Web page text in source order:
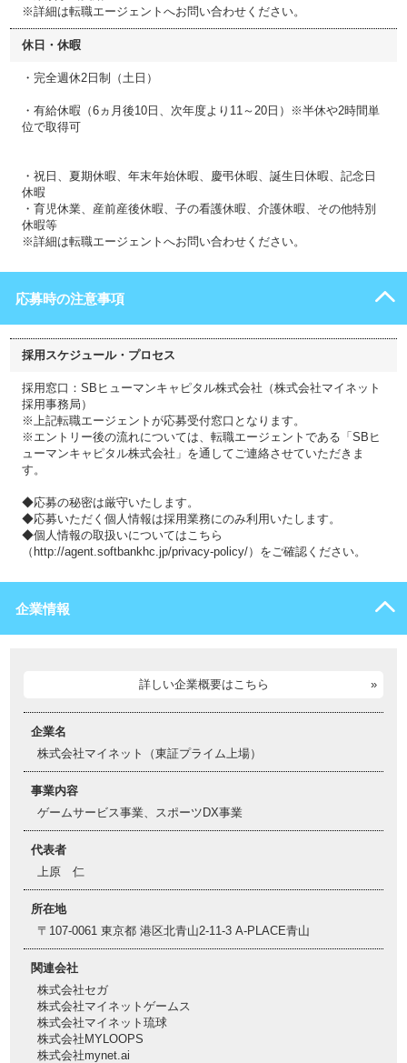
※詳細は転職エージェントへお問い合わせください。
休日・休暇
・完全週休2日制（土日）
・有給休暇（6ヵ月後10日、次年度より11～20日）※半休や2時間単
位で取得可
・祝日、夏期休暇、年末年始休暇、慶弔休暇、誕生日休暇、記念日
休暇
・育児休業、産前産後休暇、子の看護休暇、介護休暇、その他特別
休暇等
※詳細は転職エージェントへお問い合わせください。
応募時の注意事項
採用スケジュール・プロセス
採用窓口：SBヒューマンキャピタル株式会社（株式会社マイネット
採用事務局）
※上記転職エージェントが応募受付窓口となります。
※エントリー後の流れについては、転職エージェントである「SBヒ
ューマンキャピタル株式会社」を通してご連絡させていただきま
す。
◆応募の秘密は厳守いたします。
◆応募いただく個人情報は採用業務にのみ利用いたします。
◆個人情報の取扱いについてはこちら
（http://agent.softbankhc.jp/privacy-policy/）をご確認ください。
企業情報
詳しい企業概要はこちら
企業名
株式会社マイネット（東証プライム上場）
事業内容
ゲームサービス事業、スポーツDX事業
代表者
上原 仁
所在地
〒107-0061 東京都 港区北青山2-11-3 A-PLACE青山
関連会社
株式会社セガ
株式会社マイネットゲームス
株式会社マイネット琉球
株式会社MYLOOPS
株式会社mynet.ai